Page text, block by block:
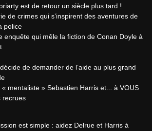
est de retour un siècle plus tard !
de crimes qui s’inspirent des aventures de
police
enquête qui mêle la fiction de Conan Doyle à
de demander de l’aide au plus grand
mentaliste » Sebastien Harris et... à VOUS
recrues
est simple : aidez Delrue et Harris à